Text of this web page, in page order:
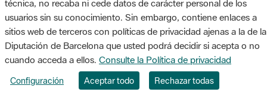
Diputación de Barcelona. Edifici Llacuna, 1a planta. Badajoz, 49.
08005 Barcelona. Tel. 934 022 428 / xarxaparcs@diba.cat
técnica, no recaba ni cede datos de carácter personal de los
usuarios sin su conocimiento. Sin embargo, contiene enlaces a
sitios web de terceros con políticas de privacidad ajenas a la de la
Diputación de Barcelona que usted podrá decidir si acepta o no
cuando acceda a ellos. Consulte la Política de privacidad
Configuración Aceptar todo Rechazar todas